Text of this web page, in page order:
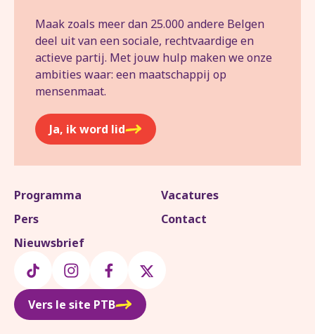
Maak zoals meer dan 25.000 andere Belgen
deel uit van een sociale, rechtvaardige en
actieve partij. Met jouw hulp maken we onze
ambities waar: een maatschappij op
mensenmaat.
Ja, ik word lid
Programma
Vacatures
Pers
Contact
Nieuwsbrief
Vers le site PTB